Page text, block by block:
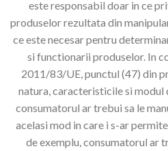
este responsabil doar in ce
produselor rezultata din
ce este necesar pentru
si functionarii produselor. In
2011/83/UE, punctul (47) din
natura, caracteristicile si modul
consumatorul ar trebui sa le
acelasi mod in care i s-ar
de exemplu, consumatorul ar